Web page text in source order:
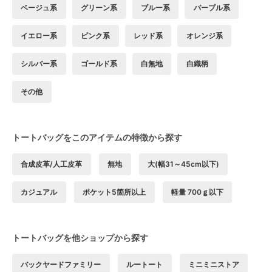
ベージュ系 グリーン系 ブルー系 パープル系
イエロー系 ピンク系 レッド系 オレンジ系
シルバー系 ゴールド系 白無地 白織柄
その他
トートバッグをこのアイテムの特徴から探す
合成皮革/人工皮革 無地 大(幅31～45cm以下)
カジュアル ポケット5箇所以上 軽量 700ｇ以下
トートバッグを他ショップから探す
バックヤードファミリー ルートート ミニミニストア